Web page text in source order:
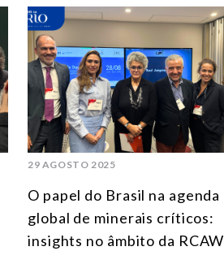
29 AGOSTO 2025
O papel do Brasil na agenda
global de minerais críticos:
insights no âmbito da RCAW